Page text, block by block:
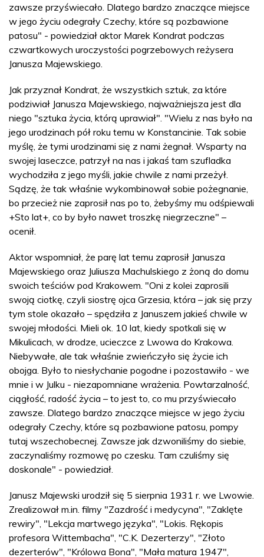
zawsze przyświecało. Dlatego bardzo znaczące miejsce
w jego życiu odegrały Czechy, które są pozbawione
patosu" - powiedział aktor Marek Kondrat podczas
czwartkowych uroczystości pogrzebowych reżysera
Janusza Majewskiego.
Jak przyznał Kondrat, że wszystkich sztuk, za które
podziwiał Janusza Majewskiego, najważniejsza jest dla
niego "sztuka życia, którą uprawiał". "Wielu z nas było na
jego urodzinach pół roku temu w Konstancinie. Tak sobie
myślę, że tymi urodzinami się z nami żegnał. Wsparty na
swojej laseczce, patrzył na nas i jakaś tam szufladka
wychodziła z jego myśli, jakie chwile z nami przeżył.
Sądzę, że tak właśnie wykombinował sobie pożegnanie,
bo przecież nie zaprosił nas po to, żebyśmy mu odśpiewali
+Sto lat+, co by było nawet troszkę niegrzeczne" –
ocenił.
Aktor wspomniał, że parę lat temu zaprosił Janusza
Majewskiego oraz Juliusza Machulskiego z żoną do domu
swoich teściów pod Krakowem. "Oni z kolei zaprosili
swoją ciotkę, czyli siostrę ojca Grzesia, która – jak się przy
tym stole okazało – spędziła z Januszem jakieś chwile w
swojej młodości. Mieli ok. 10 lat, kiedy spotkali się w
Mikulicach, w drodze, ucieczce z Lwowa do Krakowa.
Niebywałe, ale tak właśnie zwieńczyło się życie ich
obojga. Było to niesłychanie pogodne i pozostawiło - we
mnie i w Julku - niezapomniane wrażenia. Powtarzalność,
ciągłość, radość życia – to jest to, co mu przyświecało
zawsze. Dlatego bardzo znaczące miejsce w jego życiu
odegrały Czechy, które są pozbawione patosu, pompy
tutaj wszechobecnej. Zawsze jak dzwoniliśmy do siebie,
zaczynaliśmy rozmowę po czesku. Tam czuliśmy się
doskonale" - powiedział.
Janusz Majewski urodził się 5 sierpnia 1931 r. we Lwowie.
Zrealizował m.in. filmy "Zazdrość i medycyna", "Zaklęte
rewiry", "Lekcja martwego języka", "Lokis. Rękopis
profesora Wittembacha", "C.K. Dezerterzy", "Złoto
dezerterów", "Królowa Bona", "Mała matura 1947",